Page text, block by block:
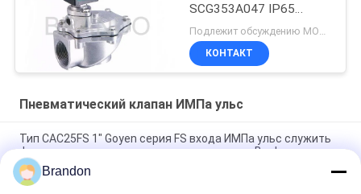
SCG353A047 IP65
пневматический с
телом алюминия
заливки формы
КОНТАКТ
Пневматический клапан ИМПа ульс
Тип CAC25FS 1" Goyen серия FS входа ИМПа ульс служить
фланцем клапаном реактивного сопла для Baghouse
Goyen серия DD гайки дрессера клапана реактивного
Brandon